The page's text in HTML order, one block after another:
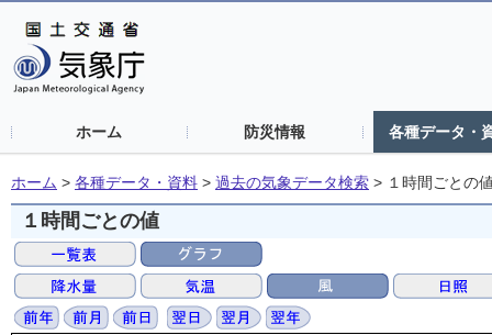
ホーム 防災情報 各種データ・
ホーム > 各種データ・資料 > 過去の気象データ検索 > １時間ごとの
１時間ごとの値